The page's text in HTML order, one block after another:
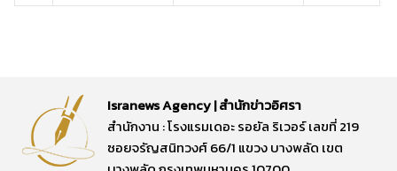
Isranews Agency | สำนักข่าวอิศรา
สำนักงาน : โรงแรมเดอะ รอยัล ริเวอร์ เลขที่ 219
ซอยจรัญสนิทวงศ์ 66/1 แขวง บางพลัด เขต